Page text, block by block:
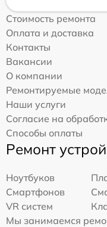
Стоимость ремонта
Оплата и доставка
Контакты
Вакансии
О компании
Ремонтируемые
Наши услуги
Согласие на
Способы оплаты
Ремонт
Ноутбуков
Смартфонов
VR систем
Мы занимаемся